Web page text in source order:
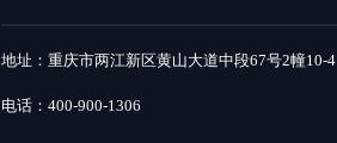
地址：重庆市两江新区黄山大道中段67号2幢10-4
电话：400-900-1306